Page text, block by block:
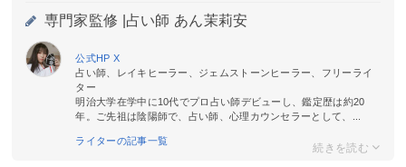
専門家監修 | 占い師 あん茉莉安
公式HP X
占い師、レイキヒーラー、ジェムストーンヒーラー、フリーライ
ター
明治大学在学中に10代でプロ占い師デビューし、鑑定歴は約20
年。ご先祖は陰陽師で、占い師、心理カウンセラーとして、...
ライターの記事一覧